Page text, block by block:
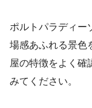
ポルトパラディー
場感あふれる景色
屋の特徴をよく確
みてください。